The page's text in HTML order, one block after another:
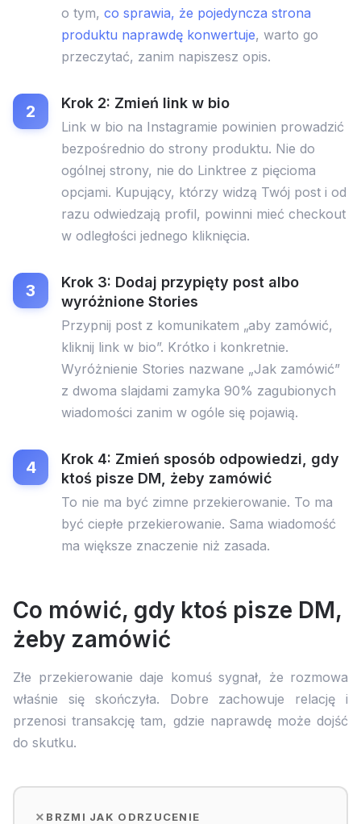
o tym, co sprawia, że pojedyncza strona
produktu naprawdę konwertuje, warto go
przeczytać, zanim napiszesz opis.
Krok 2: Zmień link w bio
Link w bio na Instagramie powinien prowadzić
bezpośrednio do strony produktu. Nie do
ogólnej strony, nie do Linktree z pięcioma
opcjami. Kupujący, którzy widzą Twój post i od
razu odwiedzają profil, powinni mieć checkout
w odległości jednego kliknięcia.
Krok 3: Dodaj przypięty post albo
wyróżnione Stories
Przypnij post z komunikatem „aby zamówić,
kliknij link w bio”. Krótko i konkretnie.
Wyróżnienie Stories nazwane „Jak zamówić”
z dwoma slajdami zamyka 90% zagubionych
wiadomości zanim w ogóle się pojawią.
Krok 4: Zmień sposób odpowiedzi, gdy
ktoś pisze DM, żeby zamówić
To nie ma być zimne przekierowanie. To ma
być ciepłe przekierowanie. Sama wiadomość
ma większe znaczenie niż zasada.
Co mówić, gdy ktoś pisze DM,
żeby zamówić
Złe przekierowanie daje komuś sygnał, że rozmowa
właśnie się skończyła. Dobre zachowuje relację i
przenosi transakcję tam, gdzie naprawdę może dojść
do skutku.
BRZMI JAK ODRZUCENIE